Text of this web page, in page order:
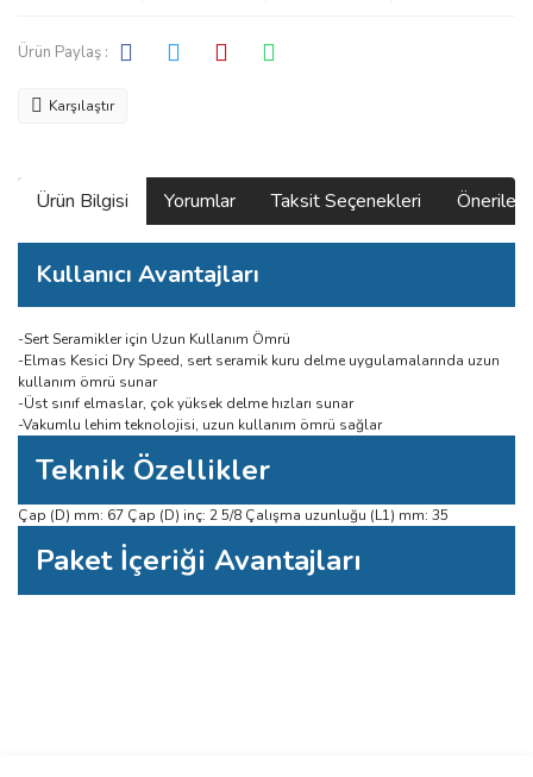
Ürün Paylaş :
Karşılaştır
Ürün Bilgisi Yorumlar Taksit Seçenekleri
Kullanıcı Avantajları
-Sert Seramikler için Uzun Kullanım Ömrü
-Elmas Kesici Dry Speed, sert seramik kuru delme uygulamalarında uzun
kullanım ömrü sunar
-Üst sınıf elmaslar, çok yüksek delme hızları sunar
-Vakumlu lehim teknolojisi, uzun kullanım ömrü sağlar
Teknik Özellikler
Çap (D) mm: 67 Çap (D) inç: 2 5/8 Çalışma uzunluğu (L1) mm: 35
Paket İçeriği Avantajları